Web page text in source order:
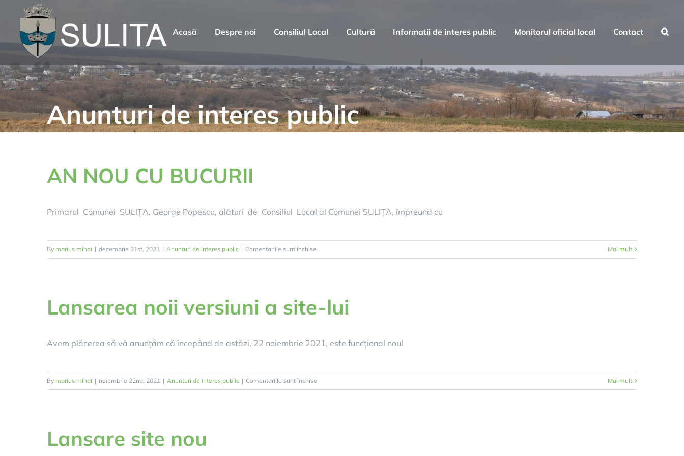
content
Acasă Despre noi Consiliul Local Cultură Informatii de interes public Monitorul oficial local Contact
Anunturi de interes public
AN NOU CU BUCURII
Primarul Comunei SULIȚA, George Popescu, alături de Consiliul Local al Comunei SULIȚA, împreună cu
By marius mihai | decembrie 31st, 2021 | Anunturi de interes public | Comentariile sunt închise
AN
BUCURII
Mai mult
Lansarea noii versiuni a site-lui
Avem plăcerea să vă anunțăm că începând de astăzi, 22 noiembrie 2021, este funcțional noul
By marius mihai | noiembrie 22nd, 2021 | Anunturi de interes public | Comentariile sunt închise
Lansarea
Mai mult
Lansare site nou